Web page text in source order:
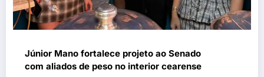
Júnior Mano fortalece projeto ao Senado
com aliados de peso no interior cearense